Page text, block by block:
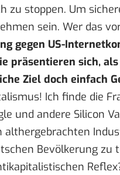
zu stoppen. Um
sein. Wer das
gegen US-
präsentieren sich,
Ziel doch einfach
Ich finde die
und andere Silicon
althergebrachten
Bevölkerung